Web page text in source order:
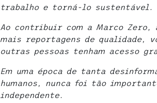
trabalho e torná-lo sustentável.
Ao contribuir com a Marco Zero,
mais reportagens de qualidade,
outras pessoas tenham acesso
Em uma época de tanta
humanos, nunca foi tão
independente.